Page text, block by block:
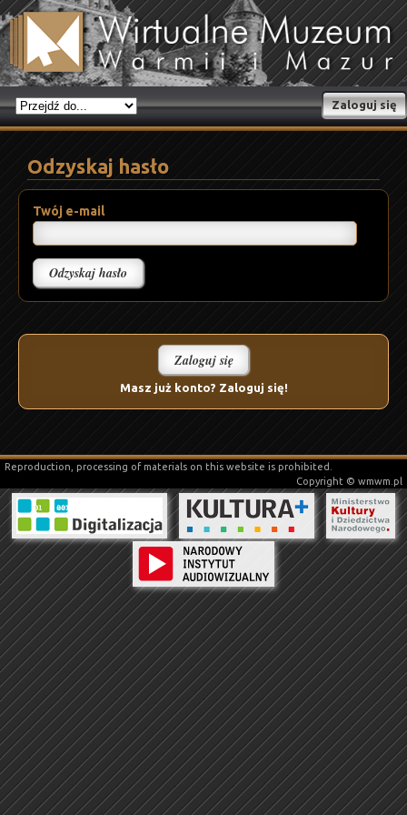
Zaloguj się
Odzyskaj hasło
Twój e-mail
Zaloguj się
Masz już konto? Zaloguj się!
Reproduction, processing of materials on this website is prohibited.
Copyright © wmwm.pl